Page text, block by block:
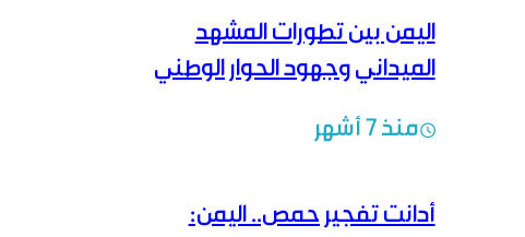
اليمن بين تطورات المشهد
الميداني وجهود الحوار الوطني
منذ 7 أشهر
أدانت تفجير حمص.. اليمن: